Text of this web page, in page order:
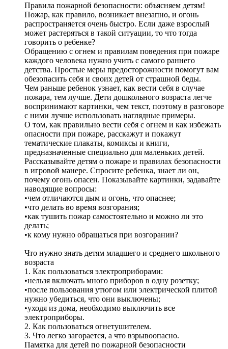
Правила пожарной безопасности: объясняем детям!
Пожар, как правило, возникает внезапно, и огонь
распространяется очень быстро. Если даже взрослый
может растеряться в такой ситуации, то что тогда
говорить о ребенке?
Обращению с огнем и правилам поведения при пожаре
каждого человека нужно учить с самого раннего
детства. Простые меры предосторожности помогут вам
обезопасить себя и своих детей от страшной беды.
Чем раньше ребенок узнает, как вести себя в случае
пожара, тем лучше. Дети дошкольного возраста легче
воспринимают картинки, чем текст, поэтому в разговоре
с ними лучше использовать наглядные примеры.
О том, как правильно вести себя с огнем и как избежать
опасности при пожаре, расскажут и покажут
тематические плакаты, комиксы и книги,
предназначенные специально для маленьких детей.
Рассказывайте детям о пожаре и правилах безопасности
в игровой манере. Спросите ребенка, знает ли он,
почему огонь опасен. Показывайте картинки, задавайте
наводящие вопросы:
•чем отличаются дым и огонь, что опаснее;
•что делать во время возгорания;
•как тушить пожар самостоятельно и можно ли это
делать;
•к кому нужно обращаться при возгорании?
Что нужно знать детям младшего и среднего школьного
возраста
1. Как пользоваться электроприборами:
•нельзя включать много приборов в одну розетку;
•после пользования утюгом или электрической плитой
нужно убедиться, что они выключены;
•уходя из дома, необходимо выключить все
электроприборы.
2. Как пользоваться огнетушителем.
3. Что легко загорается, а что взрывоопасно.
Памятка для детей по пожарной безопасности